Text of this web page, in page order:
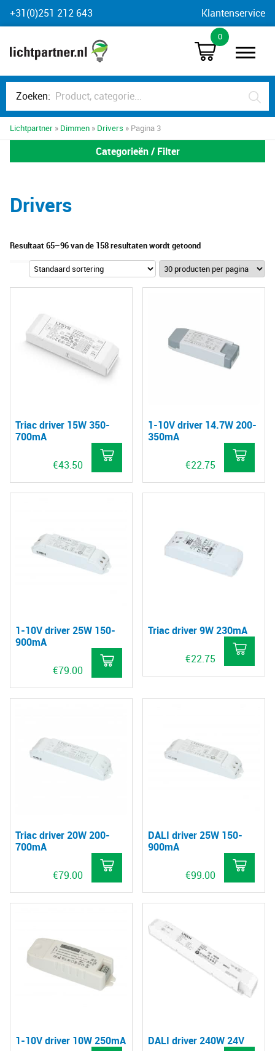
Skip
to
+31(0)251 212 643 Klantenservice
0
Zoeken:
Lichtpartner » Dimmen » Drivers » Pagina 3
Categorieën / Filter
Drivers
Resultaat 65–96 van de 158 resultaten wordt getoond
Triac driver 15W 350-
700mA
€43.50
1-10V driver 14.7W 200-
350mA
€22.75
1-10V driver 25W 150-
900mA
€79.00
Triac driver 9W 230mA
€22.75
Triac driver 20W 200-
700mA
€79.00
DALI driver 25W 150-
900mA
€99.00
1-10V driver 10W 250mA DALI driver 240W 24V